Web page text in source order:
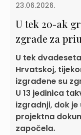
23.06.2026.
U tek 20-ak
zgrade za
U tek
Hrvatskoj,
izgrađene su
U 13 jedinica
izgradnji, dok
projektna
započela.